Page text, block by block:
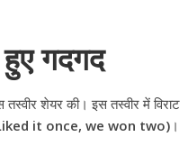
गदगद
शेयर की। इस तस्वीर में विराट
(Liked it once, we won two) ।